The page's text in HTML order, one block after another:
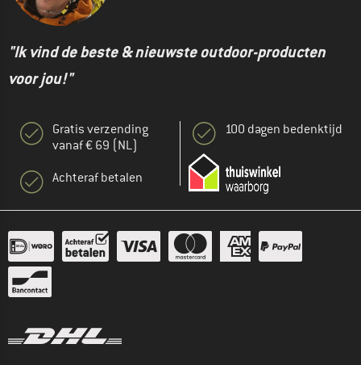
"Ik vind de beste & nieuwste outdoor-producten
voor jou!"
Gratis verzending
vanaf € 69 (NL)
Achteraf betalen
100 dagen bedenktijd